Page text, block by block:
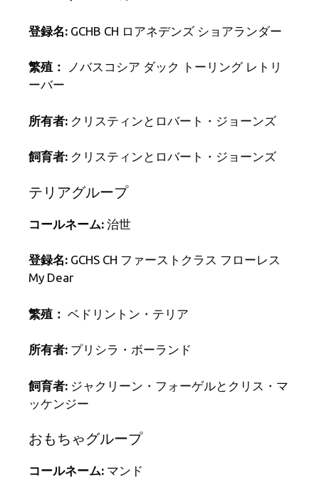
登録名: GCHB CH ロアネデンズ ショアランダー
繁殖：
ノバスコシア ダック トーリング レトリ
ーバー
所有者: クリスティンとロバート・ジョーンズ
飼育者: クリスティンとロバート・ジョーンズ
テリアグループ
コールネーム: 治世
登録名: GCHS CH ファーストクラス フローレス
My Dear
繁殖： ベドリントン・テリア
所有者: プリシラ・ボーランド
飼育者: ジャクリーン・フォーゲルとクリス・マ
ッケンジー
おもちゃグループ
コールネーム: マンド